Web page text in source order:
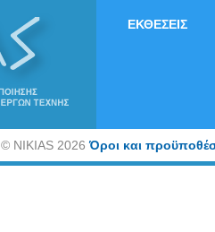
ΕΚΘΕΣΕΙΣ
©NIKIAS 2026Όροι και